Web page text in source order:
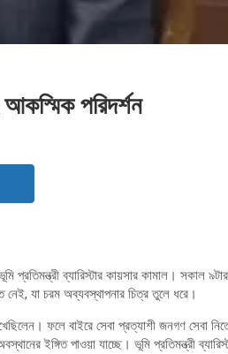
আকস্মিক পরিদর্শন
প্রতিমন্ত্রী ব্যারিস্টার কায়সার কামাল। সকাল
নেই, যা চরম অব্যবস্থাপনার চিত্র তুলে ধরে।
ফলে বাইরে সেবা প্রত্যাশী জনগণ সেবা
ইঙ্গিত পাওয়া যাচ্ছে। ভূমি প্রতিমন্ত্রী